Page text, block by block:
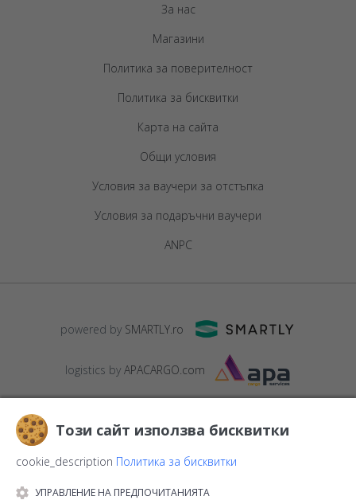
За нас
Магазини
Политика за поверителност
Политика за бисквитки
Карта на сайта
Общи условия
Условия за ваучери за отстъпка
Условия за подаръчни ваучери
ANPC
powered by SMARTLY.ro
logistics by APACARGO.com
Този сайт използва бисквитки
cookie_description Политика за бисквитки
УПРАВЛЕНИЕ НА ПРЕДПОЧИТАНИЯТА